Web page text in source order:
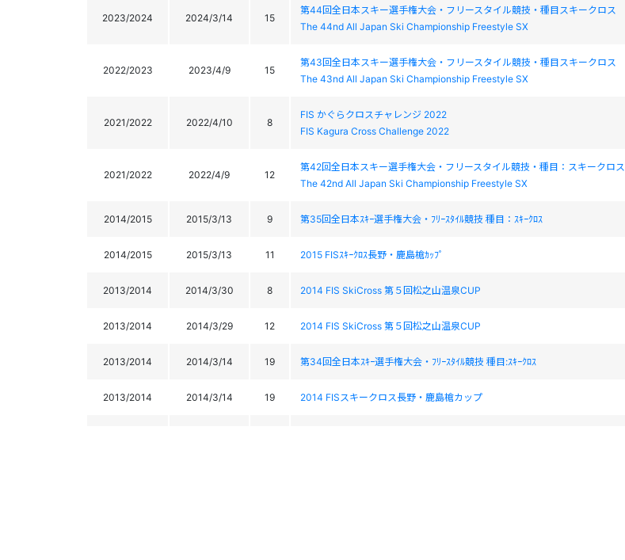
2023/2024 2024/3/14 15
第44回全日本スキー選手権大会・フリースタイル競技・種目スキークロス
The 44nd All Japan Ski Championship Freestyle SX
2022/2023 2023/4/9 15
第43回全日本スキー選手権大会・フリースタイル競技・種目スキークロス
The 43nd All Japan Ski Championship Freestyle SX
2021/2022 2022/4/10 8
FIS かぐらクロスチャレンジ 2022
FIS Kagura Cross Challenge 2022
2021/2022 2022/4/9 12
第42回全日本スキー選手権大会・フリースタイル競技・種目：スキークロス
The 42nd All Japan Ski Championship Freestyle SX
2014/2015 2015/3/13 9 第35回全日本ｽｷｰ選手権大会・ﾌﾘｰｽﾀｲﾙ競技 種目：ｽｷｰｸﾛｽ
2014/2015 2015/3/13 11 2015 FISｽｷｰｸﾛｽ長野・鹿島槍ｶｯﾌﾟ
2013/2014 2014/3/30 8 2014 FIS SkiCross 第５回松之山温泉CUP
2013/2014 2014/3/29 12 2014 FIS SkiCross 第５回松之山温泉CUP
2013/2014 2014/3/14 19 第34回全日本ｽｷｰ選手権大会・ﾌﾘｰｽﾀｲﾙ競技 種目:ｽｷｰｸﾛｽ
2013/2014 2014/3/14 19 2014 FISスキークロス長野・鹿島槍カップ